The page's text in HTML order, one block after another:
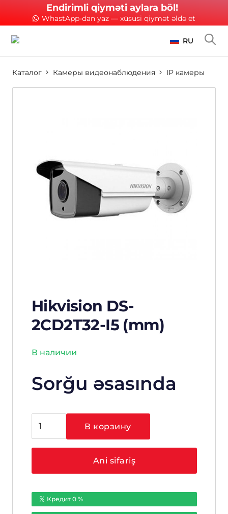
Endirimli qiyməti aylara böl!
WhastApp-dan yaz — xüsusi qiymət əldə et
RU
Каталог Камеры видеонаблюдения IP камеры
Hikvision DS-
2CD2T32-I5 (mm)
В наличии
Sorğu əsasında
товара
(mm)
В корзину
Ani sifariş
Кредит 0 %